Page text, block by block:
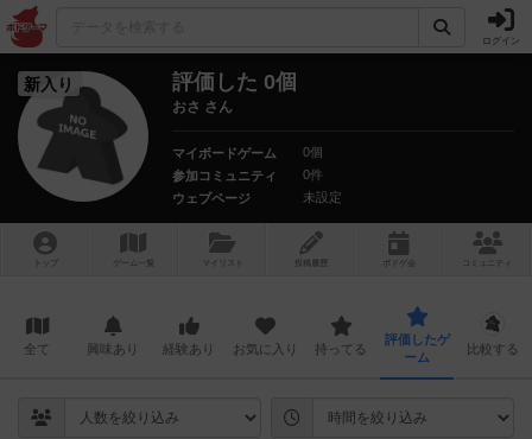
ログイン
新入り 評価した 0個
おさ さん
マイボードゲーム
0個
参加コミュニティ
0件
ウェブページ
未設定
トップ ゲーム一覧 マイリスト 投稿履歴 ボ ドゲ コミュニティ
全て 興味あり 経験あり お気に入り 持ってる
評価したゲ
ーム
比較する